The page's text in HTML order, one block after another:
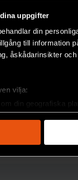
uppgifter
din
till information
åskådarinsikter
vilja:
din geografiska
att aktivt
uppgifter
forskningsresultat
och drivs utan